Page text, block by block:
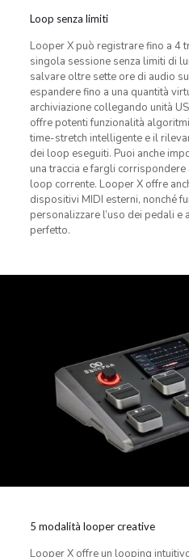
Loop senza limiti
Looper X può registrare fino a 4
singola sessione senza limiti di
salvare oltre sette ore di audio
espandere fino a una quantità
archiviazione collegando unità
offre potenti funzionalità
time-stretch intelligente e il
dei loop eseguiti. Puoi anche
una traccia e fargli
loop corrente. Looper X offre
dispositivi MIDI esterni, nonché
personalizzare l’uso dei pedali
perfetto.
5 modalità looper creative
Looper X offre un looping